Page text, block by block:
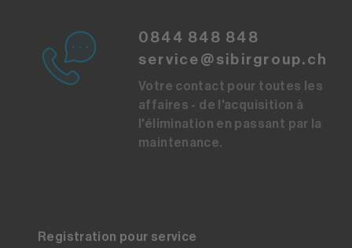
0844 848 848
service@sibirgroup.ch
Votre contact pour toutes les
affaires - de l'acquisition à
l'élimination en passant par la
maintenance.
Registration pour service